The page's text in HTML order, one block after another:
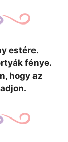
estére.
fénye.
hogy az